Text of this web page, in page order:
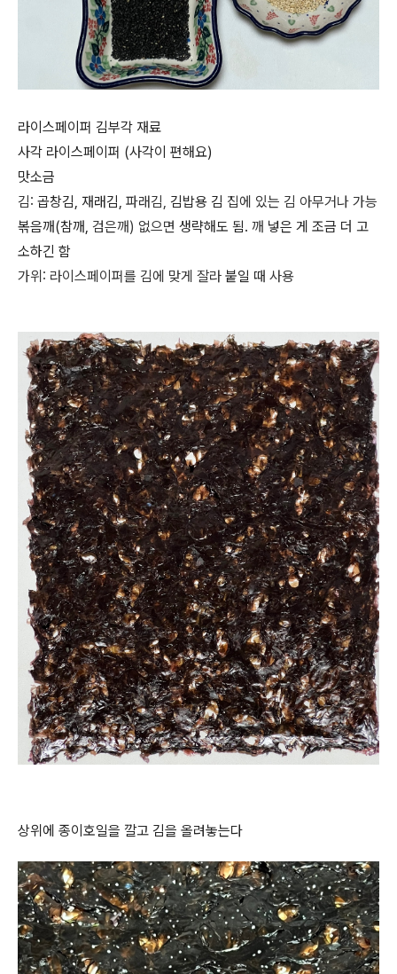
라이스페이퍼 김부각 재료
사각 라이스페이퍼 (사각이 편해요)
맛소금
김: 곱창김, 재래김, 파래김, 김밥용 김 집에 있는 김 아무거나 가능
볶음깨(참깨, 검은깨) 없으면 생략해도 됨. 깨 넣은 게 조금 더 고
소하긴 함
가위: 라이스페이퍼를 김에 맞게 잘라 붙일 때 사용
상위에 종이호일을 깔고 김을 올려놓는다